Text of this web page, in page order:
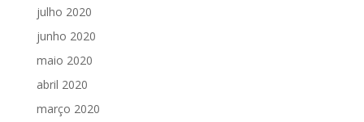
julho 2020
junho 2020
maio 2020
abril 2020
março 2020